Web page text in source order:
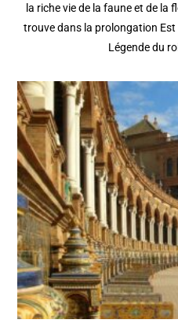
la riche vie de la faune et de la
trouve dans la prolongation Est
Légende du